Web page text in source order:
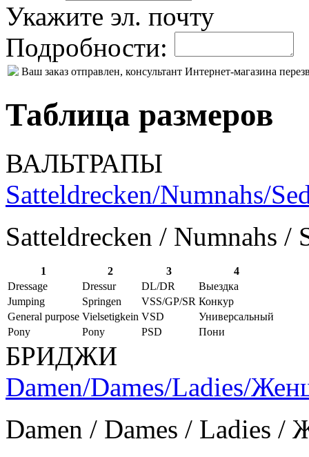
Укажите эл. почту
Подробности:
Ваш заказ отправлен, консультант Интернет-магазина
Таблица размеров
ВАЛЬТРАПЫ
Satteldrecken/Numnahs/
Satteldrecken / Numnahs /
1 2 3
4
Dressage
Dressur DL/DR
Выездка
Jumping
Springen VSS/GP/SR Конкур
General purpose Vielsetigkein VSD
Универсальный
Pony
Pony PSD Пони
БРИДЖИ
Damen/Dames/Ladies/
Damen / Dames / Ladies